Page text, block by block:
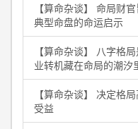
【算命杂谈】 命局财
典型命盘的命运启示
【算命杂谈】 八字格
业转机藏在命局的潮汐
【算命杂谈】 决定格
受益